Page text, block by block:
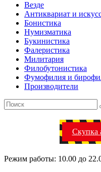
Везде
Антиквариат и
Бонистика
Нумизматика
Букинистика
Фалеристика
Милитария
Филобутонистика
Фумофилия и
Производители
Скупка
Режим работы: 10.00 до